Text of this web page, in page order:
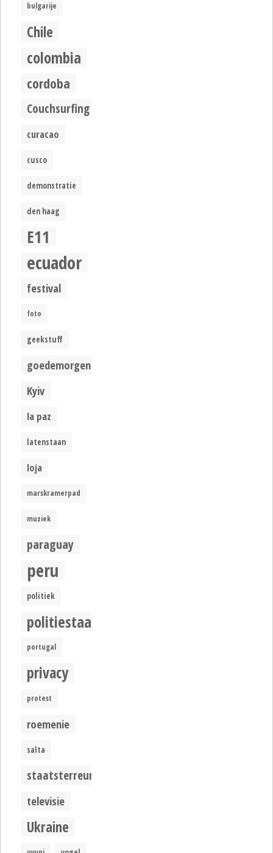
bulgarije
Chile
colombia
cordoba
Couchsurfing
curacao
cusco
demonstratie
den haag
E11
ecuador
festival
foto
geekstuff
goedemorgen
Kyiv
la paz
latenstaan
loja
marskramerpad
muziek
paraguay
peru
politiek
politiestaat
portugal
privacy
protest
roemenie
salta
staatsterreur
televisie
Ukraine